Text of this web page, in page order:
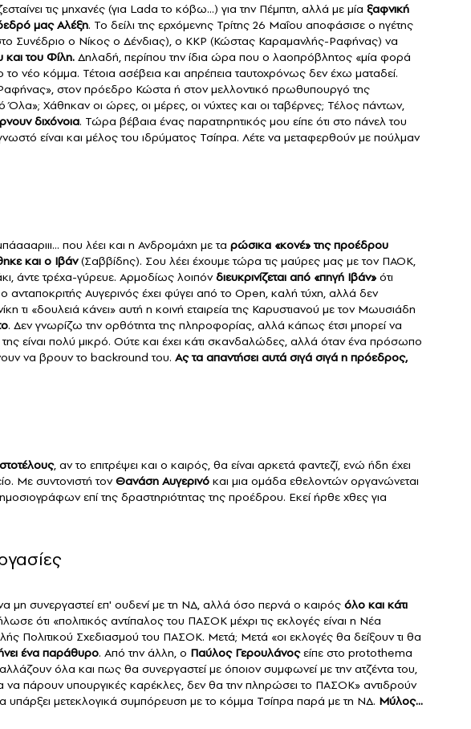
τις μηχανές (για Lada το κόβω…) για την Πέμπτη, αλλά με μία ξαφνική
μας Αλέξη. Το δείλι της ερχόμενης Τρίτης 26 Μαΐου αποφάσισε ο ηγέτης
Συνέδριο ο Νίκος ο Δένδιας), ο ΚΚΡ (Κώστας Καραμανλής-Ραφήνας) να
του Φίλη. Δηλαδή, περίπου την ίδια ώρα που ο λαοπρόβλητος «μία φορά
νέο κόμμα. Τέτοια ασέβεια και απρέπεια ταυτοχρόνως δεν έχω ματαδεί.
στον πρόεδρο Κώστα ή στον μελλοντικό πρωθυπουργό της
Χάθηκαν οι ώρες, οι μέρες, οι νύχτες και οι ταβέρνες; Τέλος πάντων,
διχόνοια. Τώρα βέβαια ένας παρατηρητικός μου είπε ότι στο πάνελ του
είναι και μέλος του ιδρύματος Τσίπρα. Λέτε να μεταφερθούν με πούλμαν
που λέει και η Ανδρομάχη με τα ρώσικα «κονέ» της προέδρου
και ο Ιβάν(Σαββίδης). Σου λέει έχουμε τώρα τις μαύρες μας με τον ΠΑΟΚ,
άντε τρέχα-γύρευε. Αρμοδίως λοιπόνδιευκρινίζεται από «πηγή Ιβάν» ότι
ανταποκριτής Αυγερινός έχει φύγει από το Open, καλή τύχη, αλλά δεν
«δουλειά κάνει» αυτή η κοινή εταιρεία της Καρυστιανού με τον Μωυσιάδη
. Δεν γνωρίζω την ορθότητα της πληροφορίας, αλλά κάπως έτσι μπορεί να
της είναι πολύ μικρό. Ούτε και έχει κάτι σκανδαλώδες, αλλά όταν ένα πρόσωπο
να βρουν το backround του. Ας τα απαντήσει αυτά σιγά σιγά η πρόεδρος,
, αν το επιτρέψει και ο καιρός, θα είναι αρκετά φαντεζί, ενώ ήδη έχει
Με συντονιστή τονΘανάση Αυγερινό και μια ομάδα εθελοντών οργανώνεται
επί της δραστηριότητας της προέδρου. Εκεί ήρθε χθες για
συνεργαστεί επ' ουδενί με τη ΝΔ, αλλά όσο περνά ο καιρός όλο και κάτι
ότι «πολιτικός αντίπαλος του ΠΑΣΟΚ μέχρι τις εκλογές είναι η Νέα
Πολιτικού Σχεδιασμού του ΠΑΣΟΚ. Μετά; Μετά «οι εκλογές θα δείξουν τι θα
ένα παράθυρο. Από την άλλη, ο Παύλος Γερουλάνοςείπε στο protothema
όλα και πως θα συνεργαστεί με όποιον συμφωνεί με την ατζέντα του,
να πάρουν υπουργικές καρέκλες, δεν θα την πληρώσει το ΠΑΣΟΚ» αντιδρούν
υπάρξει μετεκλογικά συμπόρευση με το κόμμα Τσίπρα παρά με τη ΝΔ. Μύλος...